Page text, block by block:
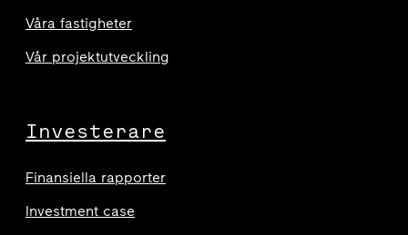
Våra fastigheter
Vår projektutveckling
Investerare
Finansiella rapporter
Investment case